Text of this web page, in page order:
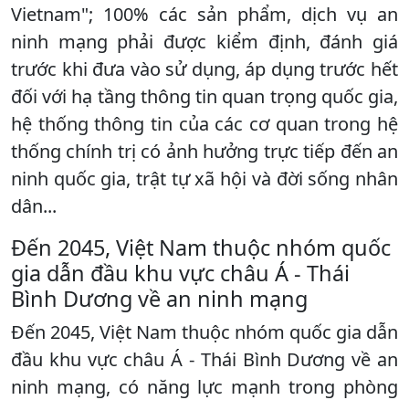
Vietnam"; 100% các sản phẩm, dịch vụ an
ninh mạng phải được kiểm định, đánh giá
trước khi đưa vào sử dụng, áp dụng trước hết
đối với hạ tầng thông tin quan trọng quốc gia,
hệ thống thông tin của các cơ quan trong hệ
thống chính trị có ảnh hưởng trực tiếp đến an
ninh quốc gia, trật tự xã hội và đời sống nhân
dân...
Đến 2045, Việt Nam thuộc nhóm quốc
gia dẫn đầu khu vực châu Á - Thái
Bình Dương về an ninh mạng
Đến 2045, Việt Nam thuộc nhóm quốc gia dẫn
đầu khu vực châu Á - Thái Bình Dương về an
ninh mạng, có năng lực mạnh trong phòng